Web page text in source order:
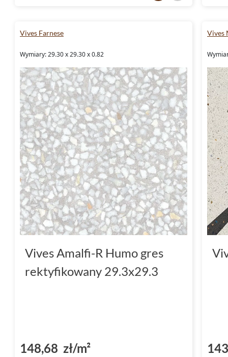
Vives Farnese
Wymiary: 29.30 x 29.30 x 0.82
Vives Amalfi-R Humo gres
rektyfikowany 29.3x29.3
148,68 zł/m²
Vives